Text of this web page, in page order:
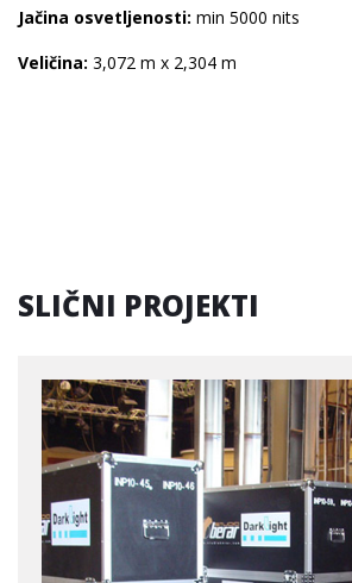
Jačina osvetljenosti: min 5000 nits
Veličina: 3,072 m x 2,304 m
SLIČNI PROJEKTI